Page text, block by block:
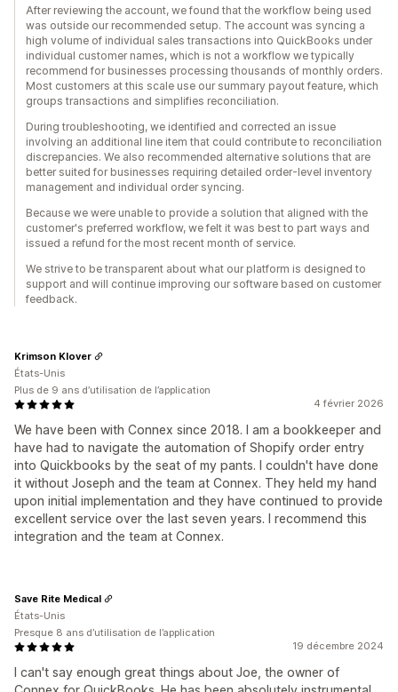
After reviewing the account, we found that the workflow being used
was outside our recommended setup. The account was syncing a
high volume of individual sales transactions into QuickBooks under
individual customer names, which is not a workflow we typically
recommend for businesses processing thousands of monthly orders.
Most customers at this scale use our summary payout feature, which
groups transactions and simplifies reconciliation.
During troubleshooting, we identified and corrected an issue
involving an additional line item that could contribute to reconciliation
discrepancies. We also recommended alternative solutions that are
better suited for businesses requiring detailed order-level inventory
management and individual order syncing.
Because we were unable to provide a solution that aligned with the
customer's preferred workflow, we felt it was best to part ways and
issued a refund for the most recent month of service.
We strive to be transparent about what our platform is designed to
support and will continue improving our software based on customer
feedback.
4 février 2026
We have been with Connex since 2018. I am a bookkeeper and
have had to navigate the automation of Shopify order entry
into Quickbooks by the seat of my pants. I couldn't have done
it without Joseph and the team at Connex. They held my hand
upon initial implementation and they have continued to provide
excellent service over the last seven years. I recommend this
integration and the team at Connex.
Krimson Klover
États-Unis
Plus de 9 ans d’utilisation de l’application
19 décembre 2024
I can't say enough great things about Joe, the owner of
Save Rite Medical
États-Unis
Presque 8 ans d’utilisation de l’application